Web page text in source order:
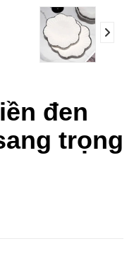
đen
trọng